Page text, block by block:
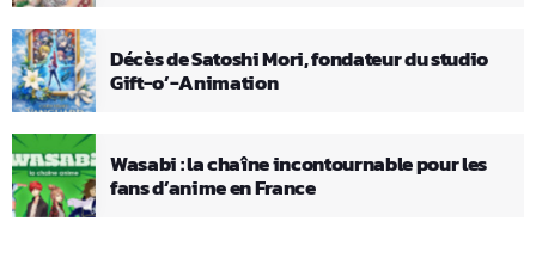
Décès de Satoshi Mori, fondateur du studio
Gift-o’-Animation
Wasabi : la chaîne incontournable pour les
fans d’anime en France